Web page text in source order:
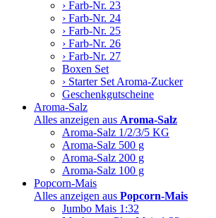
› Farb-Nr. 23
› Farb-Nr. 24
› Farb-Nr. 25
› Farb-Nr. 26
› Farb-Nr. 27
Boxen Set
› Starter Set Aroma-Zucker
Geschenkgutscheine
Aroma-Salz
Alles anzeigen aus Aroma-Salz
Aroma-Salz 1/2/3/5 KG
Aroma-Salz 500 g
Aroma-Salz 200 g
Aroma-Salz 100 g
Popcorn-Mais
Alles anzeigen aus Popcorn-Mais
Jumbo Mais 1:32